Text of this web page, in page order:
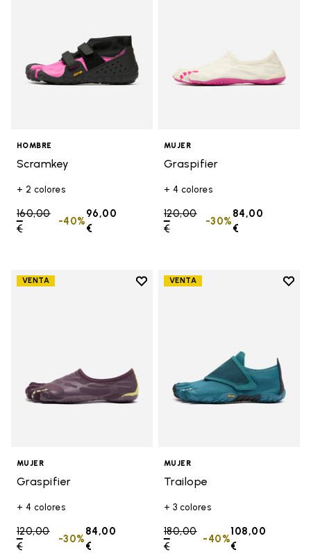
HOMBRE
Scramkey
+ 2 colores
Price reduced from
160,00
€to
96,00
€
-40%
MUJER
Graspifier
+ 4 colores
Price reduced from
120,00
€to
84,00
€
-30%
VENTA
Add to wishlist
MUJER
Graspifier
+ 4 colores
Price reduced from
120,00
€to
84,00
€
-30%
VENTA
Add
MUJER
Trailope
+ 3 colores
Price reduced from
180,00
€to
108,00
€
-40%